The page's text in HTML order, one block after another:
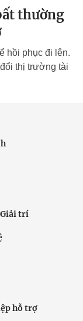
thường
hồi phục đi lên.
thị trường tài
trí
hỗ trợ